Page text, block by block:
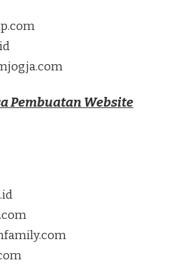
Pembuatan Website